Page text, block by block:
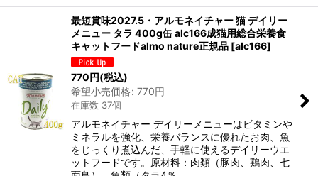
最短賞味2027.5・アルモネイチャー 猫 デイリー
メニュー タラ 400g缶 alc166成猫用総合栄養食
キャットフードalmo nature正規品 [alc166]
770円(税込)
希望小売価格: 770円
在庫数 37個
アルモネイチャー デイリーメニューはビタミンや
ミネラルを強化、栄養バランスに優れたお肉、魚
をじっくり煮込んだ、手軽に使えるデイリーウエ
ットフードです。原材料：肉類（豚肉、鶏肉、七